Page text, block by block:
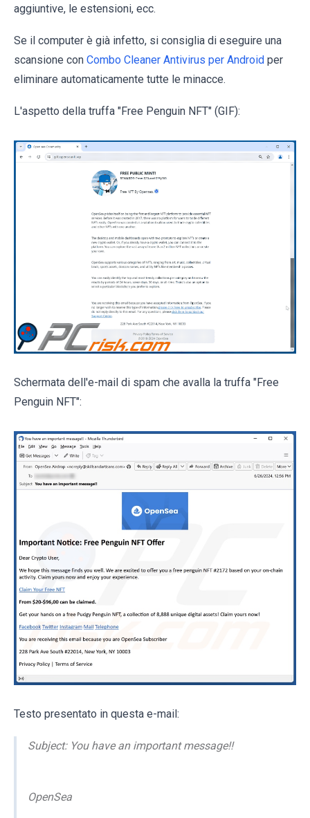
aggiuntive, le estensioni, ecc.
Se il computer è già infetto, si consiglia di eseguire una
scansione con Combo Cleaner Antivirus per Android per
eliminare automaticamente tutte le minacce.
L'aspetto della truffa "Free Penguin NFT" (GIF):
Schermata dell'e-mail di spam che avalla la truffa "Free
Penguin NFT":
Testo presentato in questa e-mail:
Subject: You have an important message!!
OpenSea